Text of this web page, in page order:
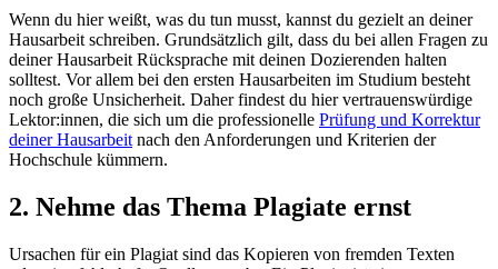
Wenn du hier weißt, was du tun musst, kannst du gezielt an deiner
Hausarbeit schreiben. Grundsätzlich gilt, dass du bei allen Fragen zu
deiner Hausarbeit Rücksprache mit deinen Dozierenden halten
solltest. Vor allem bei den ersten Hausarbeiten im Studium besteht
noch große Unsicherheit. Daher findest du hier vertrauenswürdige
Lektor:innen, die sich um die professionelle Prüfung und Korrektur
deiner Hausarbeit nach den Anforderungen und Kriterien der
Hochschule kümmern.
2. Nehme das Thema Plagiate ernst
Ursachen für ein Plagiat sind das Kopieren von fremden Texten